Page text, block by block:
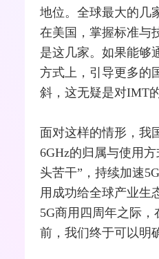
地位。全球最大的几
在美国，掌握标准与
是这几家。如果能够
方式上，引导更多的
斜，这无疑是对IMT
面对这样的情形，我
6GHz的归属与使用
头苦干”，持续加速
用成功给全球产业生
5G商用四周年之际，
前，我们终于可以明